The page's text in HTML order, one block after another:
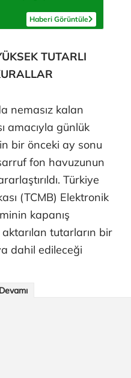
Haberi Görüntüle
TUTARLI
nemasız kalan
amacıyla günlük
bir önceki ay sonu
fon havuzunun
Türkiye
(TCMB) Elektronik
kapanış
tutarların bir
dahil edileceği